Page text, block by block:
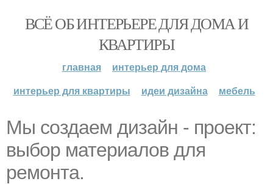
ВСЁ ОБ ИНТЕРЬЕРЕ ДЛЯ ДОМА И
КВАРТИРЫ
главная
интерьер для дома
интерьер для квартиры
идеи дизайна мебель
Мы создаем дизайн - проект:
выбор материалов для
ремонта.